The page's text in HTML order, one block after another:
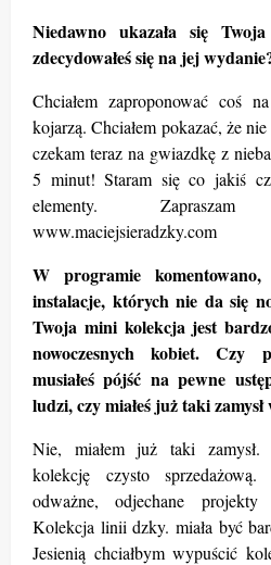
Niedawno ukazała się
zdecydowałeś się na jej
Chciałem zaproponować coś
kojarzą. Chciałem pokazać, że
czekam teraz na gwiazdkę z
5 minut! Staram się co jakiś
elementy.
www.maciejsieradzky.com
W programie
instalacje, których nie da się
Twoja mini kolekcja jest
nowoczesnych kobiet. Czy
musiałeś pójść na pewne
ludzi, czy miałeś już taki zamysł
Nie, miałem już taki zamysł.
kolekcję czysto
odważne, odjechane
Kolekcja linii dzky. miała być
Jesienią chciałbym wypuścić